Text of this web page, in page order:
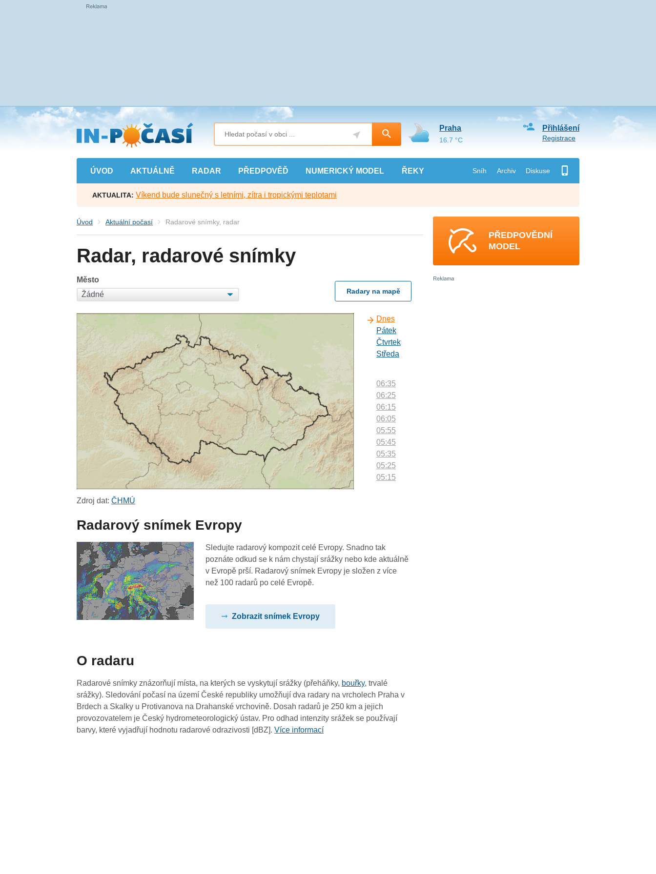
Přejít
na
hlavní
obsah
ÚVOD AKTUÁLNĚ RADAR PŘEDPOVĚĎ NUMERICKÝ MODEL ŘEKY Sníh Archiv Diskuse
Přihlášení
Registrace
Praha
16.7 °C
AKTUALITA: Víkend bude slunečný s letními, zítra i tropickými teplotami
Úvod Aktuální počasí Radarové snímky, radar
Radar, radarové snímky
Město
Radary na mapě
Dnes
Pátek
Čtvrtek
Středa
06:35
06:25
06:15
06:05
05:55
05:45
05:35
05:25
05:15
04:15
04:05
03:55
02:15
02:05
01:55
01:45
Zdroj dat:ČHMÚ
Radarový snímek Evropy
Sledujte radarový kompozit celé Evropy. Snadno tak
poznáte odkud se k nám chystají srážky nebo kde aktuálně
v Evropě prší. Radarový snímek Evropy je složen z více
než 100 radarů po celé Evropě.
Zobrazit snímek Evropy
O radaru
Radarové snímky znázorňují místa, na kterých se vyskytují srážky (přeháňky, bouřky, trvalé
srážky). Sledování počasí na území České republiky umožňují dva radary na vrcholech Praha v
Brdech a Skalky u Protivanova na Drahanské vrchovině. Dosah radarů je 250 km a jejich
provozovatelem je Český hydrometeorologický ústav. Pro odhad intenzity srážek se používají
barvy, které vyjadřují hodnotu radarové odrazivosti [dBZ].Více informací
PŘEDPOVĚDNÍ
MODEL